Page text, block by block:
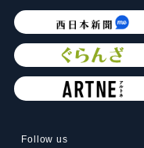
Follow us